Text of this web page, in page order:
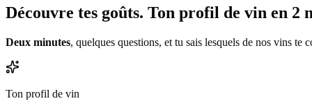
Découvre tes goûts. Ton profil de vin en 2
Deux minutes, quelques questions, et tu sais lesquels de nos vins
Ton profil de vin